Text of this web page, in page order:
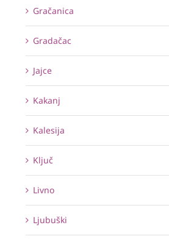
Gračanica
Gradačac
Jajce
Kakanj
Kalesija
Ključ
Livno
Ljubuški